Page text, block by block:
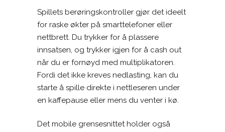
Spillets berøringskontroller gjør det ideelt
for raske økter på smarttelefoner eller
nettbrett. Du trykker for å plassere
innsatsen, og trykker igjen for å cash out
når du er fornøyd med multiplikatoren.
Fordi det ikke kreves nedlasting, kan du
starte å spille direkte i nettleseren under
en kaffepause eller mens du venter i kø.
Det mobile grensesnittet holder også